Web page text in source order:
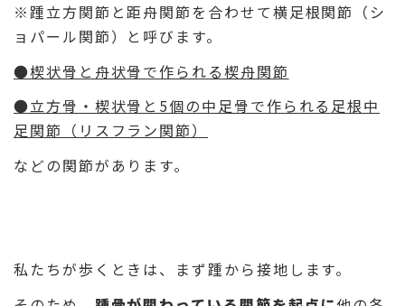
※踵立方関節と距舟関節を合わせて横足根関節（シ
ョパール関節）と呼びます。
●楔状骨と舟状骨で作られる楔舟関節
●立方骨・楔状骨と5個の中足骨で作られる足根中
足関節（リスフラン関節）
などの関節があります。
私たちが歩くときは、まず踵から接地します。